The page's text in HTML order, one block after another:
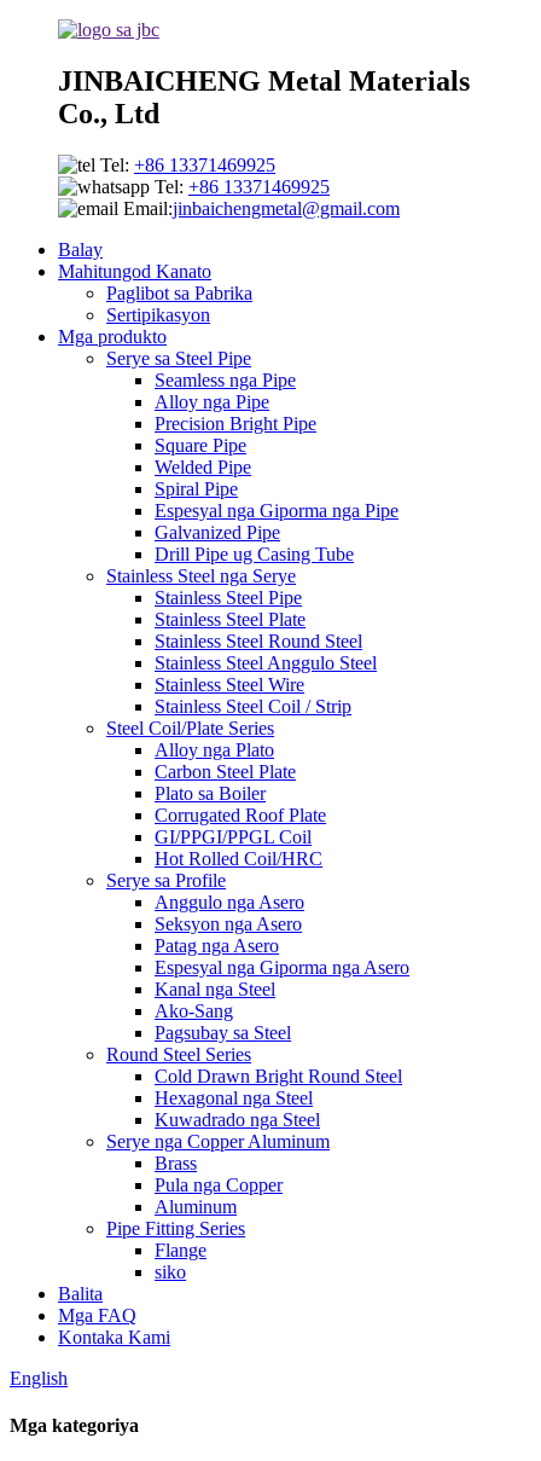
JINBAICHENG Metal Materials
Co., Ltd
Tel: +86 13371469925
Tel: +86 13371469925
Email:jinbaichengmetal@gmail.com
Balay
Mahitungod Kanato
Paglibot sa Pabrika
Sertipikasyon
Mga produkto
Serye sa Steel Pipe
Seamless nga Pipe
Alloy nga Pipe
Precision Bright Pipe
Square Pipe
Welded Pipe
Spiral Pipe
Espesyal nga Giporma nga Pipe
Galvanized Pipe
Drill Pipe ug Casing Tube
Stainless Steel nga Serye
Stainless Steel Pipe
Stainless Steel Plate
Stainless Steel Round Steel
Stainless Steel Anggulo Steel
Stainless Steel Wire
Stainless Steel Coil / Strip
Steel Coil/Plate Series
Alloy nga Plato
Carbon Steel Plate
Plato sa Boiler
Corrugated Roof Plate
GI/PPGI/PPGL Coil
Hot Rolled Coil/HRC
Serye sa Profile
Anggulo nga Asero
Seksyon nga Asero
Patag nga Asero
Espesyal nga Giporma nga Asero
Kanal nga Steel
Ako-Sang
Pagsubay sa Steel
Round Steel Series
Cold Drawn Bright Round Steel
Hexagonal nga Steel
Kuwadrado nga Steel
Serye nga Copper Aluminum
Brass
Pula nga Copper
Aluminum
Pipe Fitting Series
Flange
siko
Balita
Mga FAQ
Kontaka Kami
English
Mga kategoriya